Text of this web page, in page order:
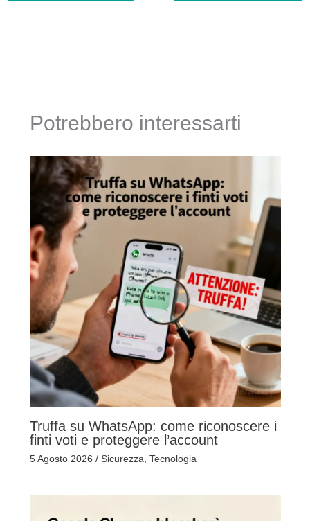
Potrebbero interessarti
Truffa su WhatsApp: come riconoscere i
finti voti e proteggere l’account
5 Agosto 2026 / Sicurezza Tecnologia